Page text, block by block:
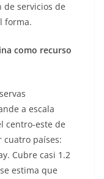
de servicios de
forma.
como recurso
a escala
centro-este de
cuatro países:
Cubre casi 1.2
estima que